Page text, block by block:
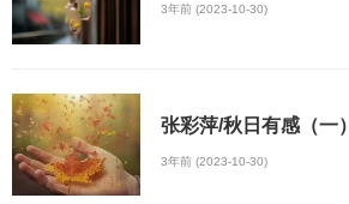
3年前 (2023-10-30)
张彩萍/秋日有感（一）
3年前 (2023-10-30)